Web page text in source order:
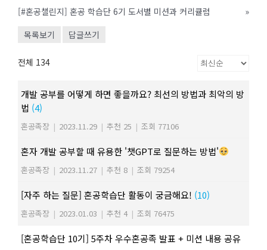
[#혼공챌린지] 혼공 학습단 6기 도서별 미션과 커리큘럼
»
목록보기
답글쓰기
전체 134
개발 공부를 어떻게 하면 좋을까요? 최선의 방법과 최악의 방
법 (4)
혼공족장 | 2023.11.29 | 추천 25 | 조회 77106
혼자 개발 공부할 때 유용한 '챗GPT로 질문하는 방법'
혼공족장 | 2023.11.27 | 추천 8 | 조회 79254
[자주 하는 질문] 혼공학습단 활동이 궁금해요! (10)
혼공족장 | 2023.01.03 | 추천 4 | 조회 76475
[혼공학습단 10기] 5주차 우수혼공족 발표 + 미션 내용 공유